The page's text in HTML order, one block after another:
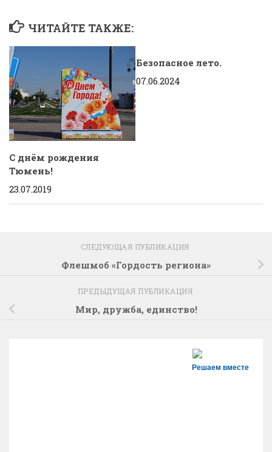
ЧИТАЙТЕ ТАКЖЕ:
С днём рождения
Тюмень!
23.07.2019
Безопасное лето.
07.06.2024
СЛЕДУЮЩАЯ ПУБЛИКАЦИЯ
Флешмоб «Гордость региона»
ПРЕДЫДУЩАЯ ПУБЛИКАЦИЯ
Мир, дружба, единство!
Решаем вместе